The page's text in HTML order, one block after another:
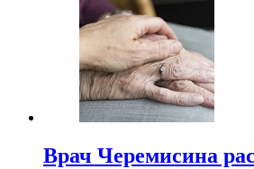
Врач Черемисина